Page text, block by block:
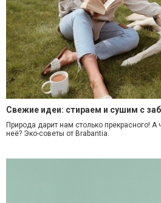
Свежие идеи: стираем и сушим с
Природа дарит нам столько прекрасного!
неё? Эко-советы от Brabantia.